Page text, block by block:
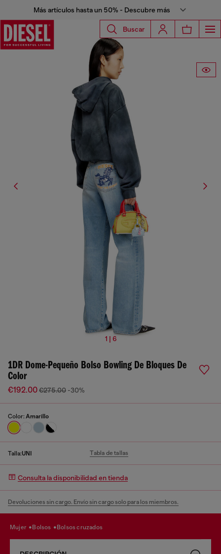
Más artículos hasta un 50% - Descubre más
Buscar
1 | 6
1DR Dome-Pequeño Bolso Bowling De Bloques De
Color
€192.00€275.00 -30%
Color: Amarillo
Talla:UNI Tabla de tallas
Consulta la disponibilidad en tienda
Devoluciones sin cargo. Envío sin cargo solo para los miembros.
mujer bolsos bolsos cruzados